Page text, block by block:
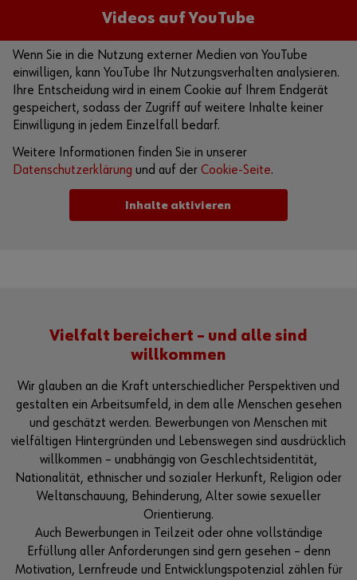
Videos auf YouTube
Wenn Sie in die Nutzung externer Medien von YouTube
einwilligen, kann YouTube Ihr Nutzungsverhalten analysieren.
Ihre Entscheidung wird in einem Cookie auf Ihrem Endgerät
gespeichert, sodass der Zugriff auf weitere Inhalte keiner
Einwilligung in jedem Einzelfall bedarf.
Weitere Informationen finden Sie in unserer
Datenschutzerklärung und auf der Cookie-Seite.
Inhalte aktivieren
Vielfalt bereichert – und alle sind
willkommen
Wir glauben an die Kraft unterschiedlicher Perspektiven und
gestalten ein Arbeitsumfeld, in dem alle Menschen gesehen
und geschätzt werden. Bewerbungen von Menschen mit
vielfältigen Hintergründen und Lebenswegen sind ausdrücklich
willkommen – unabhängig von Geschlechtsidentität,
Nationalität, ethnischer und sozialer Herkunft, Religion oder
Weltanschauung, Behinderung, Alter sowie sexueller
Orientierung.
Auch Bewerbungen in Teilzeit oder ohne vollständige
Erfüllung aller Anforderungen sind gern gesehen – denn
Motivation, Lernfreude und Entwicklungspotenzial zählen für